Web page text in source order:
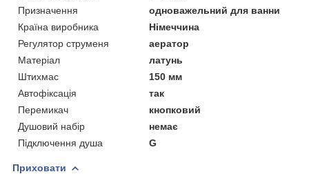
Призначення
одноважельний для ванни
Країна виробника
Німеччина
Регулятор струменя
аератор
Матеріал
латунь
Штихмас
150 мм
Автофіксація
так
Перемикач
кнопковий
Душовий набір
немає
Підключення душа
G
Приховати